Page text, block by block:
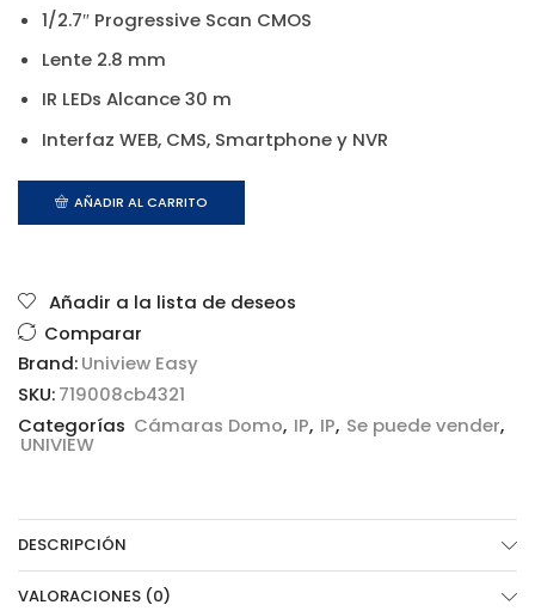
1/2.7″ Progressive Scan CMOS
Lente 2.8 mm
IR LEDs Alcance 30 m
Interfaz WEB, CMS, Smartphone y NVR
AÑADIR AL CARRITO
Añadir a la lista de deseos
Comparar
Brand:Uniview Easy
SKU:719008cb4321
Categorías Cámaras Domo, IP, IP, Se puede vender,
UNIVIEW
DESCRIPCIÓN
VALORACIONES (0)